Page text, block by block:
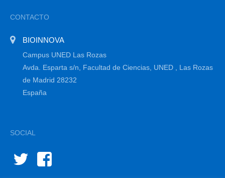
CONTACTO
BIOINNOVA
Campus UNED Las Rozas
Avda. Esparta s/n, Facultad de Ciencias, UNED , Las Rozas
de Madrid 28232
España
SOCIAL